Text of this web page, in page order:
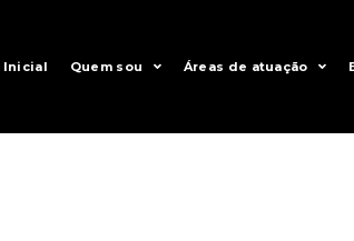
Inicial Quem sou Áreas de atuação